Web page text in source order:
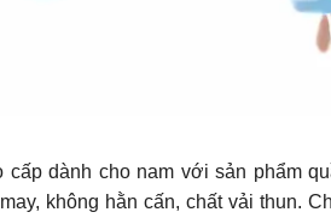
dành cho nam với sản phẩm
không hằn cấn, chất vải thun.